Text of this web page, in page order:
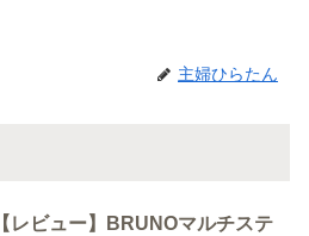
主婦ひらたん
【レビュー】BRUNOマルチステ